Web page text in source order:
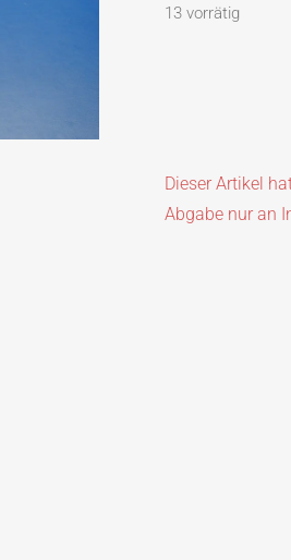
13 vorrätig
Dieser Artikel
Abgabe nur an